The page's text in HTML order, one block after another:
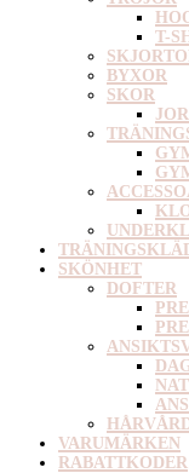
T-
BYXOR
SKOR
SKÖNHET
DOFTER
VARUMÄRKEN
RABATTKODER